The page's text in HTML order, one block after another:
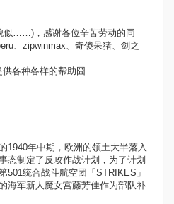
似……)，感谢各位辛苦劳动的同
、zipwinmax、奇傻呆猪、剑之
各种各样的帮助囧
1940年中期，欧洲的领土大半落入
态制定了反攻作战计划，为了计划
501统合战斗航空团「STRIKES」
海军新人魔女宫藤芳佳作为部队补